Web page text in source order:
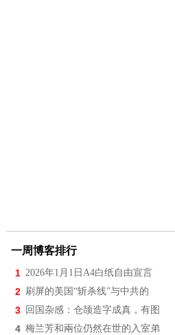
一周博客排行
1 2026年1月1日A4白纸自由宣言
2 刷屏的美国“斩杀线”与中共的
3 回国杂感：仓颉造字成真，有图
4 梅兰芳和兩位仍然在世的入室弟